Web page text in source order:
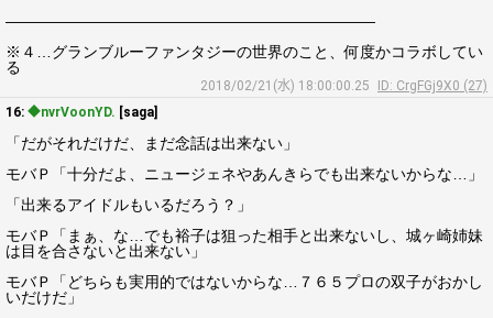
――――――――――――――――――――――――
※４…グランブルーファンタジーの世界のこと、何度かコラボしてい
る
2018/02/21(水) 18:00:00.25
ID: CrgFGj9X0 (27)
16: ◆nvrVoonYD. [saga]
「だがそれだけだ、まだ念話は出来ない」
モバＰ「十分だよ、ニュージェネやあんきらでも出来ないからな…」
「出来るアイドルもいるだろう？」
モバＰ「まぁ、な…でも裕子は狙った相手と出来ないし、城ヶ崎姉妹
は目を合さないと出来ない」
モバＰ「どちらも実用的ではないからな…７６５プロの双子がおかし
いだけだ」